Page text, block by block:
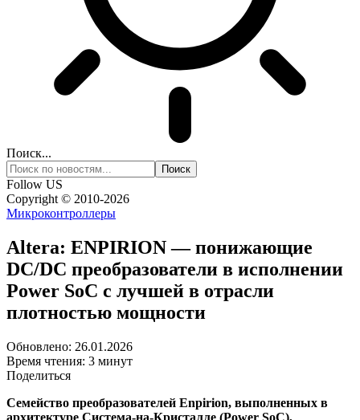
Поиск...
Follow US
Copyright © 2010-2026
Микроконтроллеры
Altera: ENPIRION — понижающие
DC/DC преобразователи в исполнении
Power SoC с лучшей в отрасли
плотностью мощности
Обновлено: 26.01.2026
Время чтения: 3 минут
Поделиться
Семейство преобразователей Enpirion, выполненных в
архитектуре Система-на-Кристалле (Power SoC),